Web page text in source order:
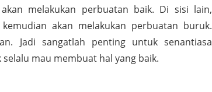
melakukan perbuatan baik. Di sisi lain,
akan melakukan perbuatan buruk.
Jadi sangatlah penting untuk senantiasa
mau membuat hal yang baik.